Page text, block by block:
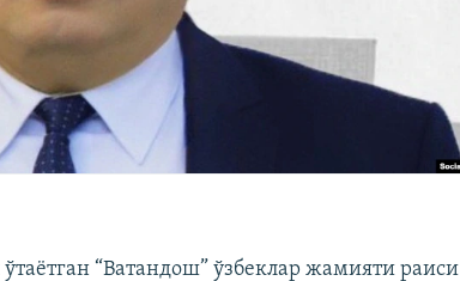
“Ватандош” ўзбеклар жамияти раиси